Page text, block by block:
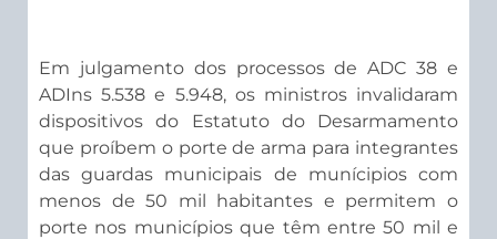
Em julgamento dos processos de ADC 38 e
ADIns 5.538 e 5.948, os ministros invalidaram
dispositivos do Estatuto do Desarmamento
que proíbem o porte de arma para integrantes
das guardas municipais de munícipios com
menos de 50 mil habitantes e permitem o
porte nos municípios que têm entre 50 mil e